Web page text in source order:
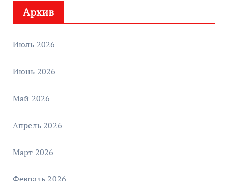
Архив
Июль 2026
Июнь 2026
Май 2026
Апрель 2026
Март 2026